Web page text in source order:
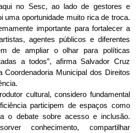
no Sesc, ao lado de gestores e
uma oportunidade muito rica de troca.
importante para fortalecer a
agentes públicos e diferentes
de ampliar o olhar para políticas
a todos”, afirma Salvador Cruz
Coordenadoria Municipal dos Direitos
cultural, considero fundamental
participem de espaços como
o debate sobre acesso e inclusão.
conhecimento, compartilhar